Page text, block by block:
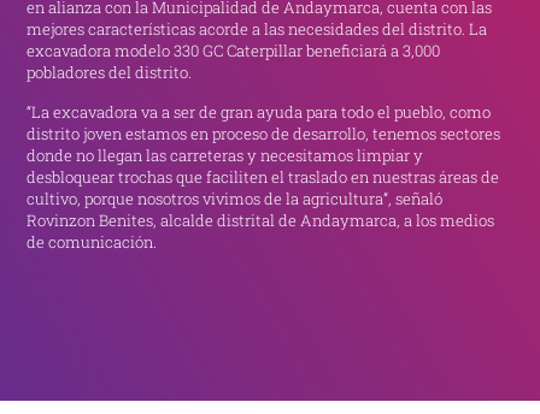
en alianza con la Municipalidad de Andaymarca, cuenta con las
mejores características acorde a las necesidades del distrito. La
excavadora modelo 330 GC Caterpillar beneficiará a 3,000
pobladores del distrito.
“La excavadora va a ser de gran ayuda para todo el pueblo, como
distrito joven estamos en proceso de desarrollo, tenemos sectores
donde no llegan las carreteras y necesitamos limpiar y
desbloquear trochas que faciliten el traslado en nuestras áreas de
cultivo, porque nosotros vivimos de la agricultura”, señaló
Rovinzon Benites, alcalde distrital de Andaymarca, a los medios
de comunicación.